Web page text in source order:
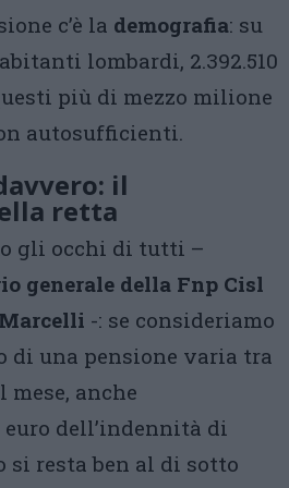
c’è la demografia: su
lombardi, 2.392.510
più di mezzo milione
autosufficienti.
il
retta
gli occhi di tutti –
generale della Fnp Cisl
-: se consideriamo
di una pensione varia tra
mese, anche
dell’indennità di
si resta ben al di sotto